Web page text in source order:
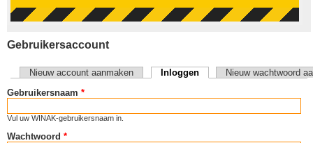
Gebruikersaccount
Primaire tabs
Nieuw account aanmaken Inloggen(actieve tabblad)
Nieuw wachtwoord
Gebruikersnaam *
Vul uw WINAK-gebruikersnaam in.
Wachtwoord *